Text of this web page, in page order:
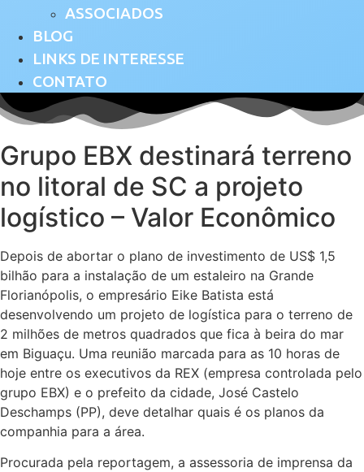
ASSOCIADOS
BLOG
LINKS DE INTERESSE
CONTATO
Grupo EBX destinará terreno
no litoral de SC a projeto
logístico – Valor Econômico
Depois de abortar o plano de investimento de US$ 1,5
bilhão para a instalação de um estaleiro na Grande
Florianópolis, o empresário Eike Batista está
desenvolvendo um projeto de logística para o terreno de
2 milhões de metros quadrados que fica à beira do mar
em Biguaçu. Uma reunião marcada para as 10 horas de
hoje entre os executivos da REX (empresa controlada pelo
grupo EBX) e o prefeito da cidade, José Castelo
Deschamps (PP), deve detalhar quais é os planos da
companhia para a área.
Procurada pela reportagem, a assessoria de imprensa da